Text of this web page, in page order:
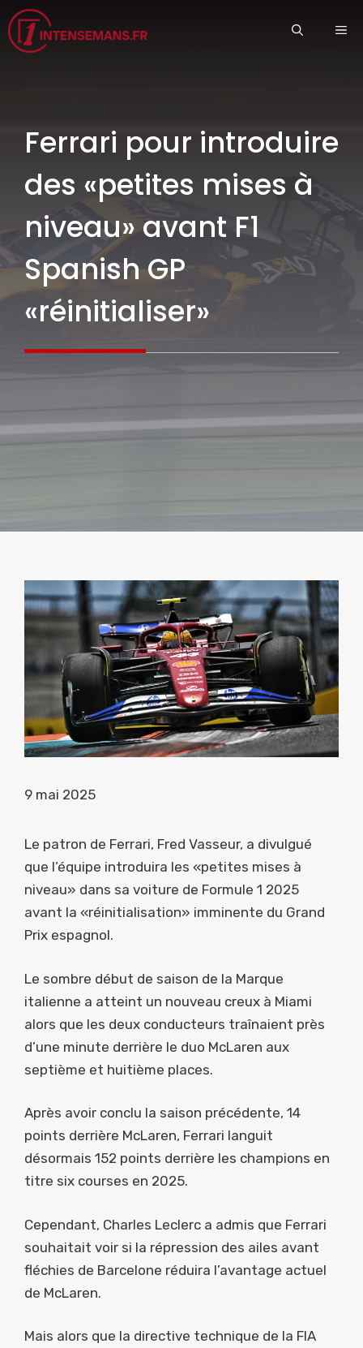
Aller
au
contenu
Ferrari pour introduire
des «petites mises à
niveau» avant F1
Spanish GP
«réinitialiser»
9 mai 2025
Le patron de Ferrari, Fred Vasseur, a divulgué
que l’équipe introduira les «petites mises à
niveau» dans sa voiture de Formule 1 2025
avant la «réinitialisation» imminente du Grand
Prix espagnol.
Le sombre début de saison de la Marque
italienne a atteint un nouveau creux à Miami
alors que les deux conducteurs traînaient près
d’une minute derrière le duo McLaren aux
septième et huitième places.
Après avoir conclu la saison précédente, 14
points derrière McLaren, Ferrari languit
désormais 152 points derrière les champions en
titre six courses en 2025.
Cependant, Charles Leclerc a admis que Ferrari
souhaitait voir si la répression des ailes avant
fléchies de Barcelone réduira l’avantage actuel
de McLaren.
Mais alors que la directive technique de la FIA